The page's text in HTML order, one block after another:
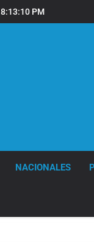
8:13:11 PM
NACIONALES